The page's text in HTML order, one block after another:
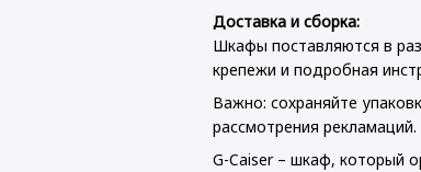
Доставка и сборка:
Шкафы поставляются в
крепежи и подробная
Важно: сохраняйте
рассмотрения рекламаций.
G-Caiser – шкаф, который